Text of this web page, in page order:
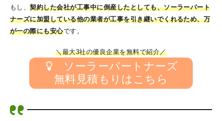
もし、契約した会社が工事中に倒産したとしても、ソーラーパート
ナーズに加盟している他の業者が工事を引き継いでくれるため、万
が一の際にも安心です。
＼最大3社の優良企業を無料で紹介／
ソーラーパートナーズ
無料見積もりはこちら